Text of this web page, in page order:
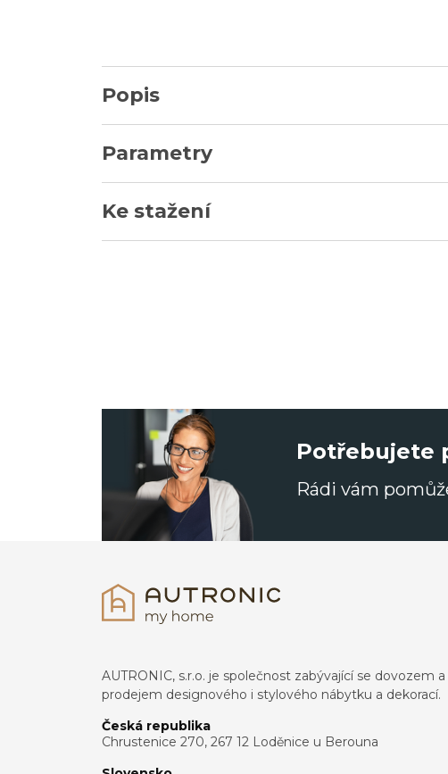
Popis
Parametry
Ke stažení
Potřebujete
Rádi vám
AUTRONIC, s.r.o. je společnost zabývající se dovozem
prodejem designového i stylového nábytku a dekorací.
Česká republika
Chrustenice 270, 267 12 Loděnice u Berouna